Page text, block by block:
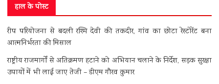
हाल के पोस्ट
रीप परियोजना से बदली रश्मि देवी की तकदीर, गांव का छोटा रेस्टोरेंट बना
आत्मनिर्भरता की मिसाल
राष्ट्रीय राजमार्गों से अतिक्रमण हटाने को अभियान चलाने के निर्देश, सड़क सुरक्षा
उपायों में भी लाई जाए तेजी – डीएम गौरव कुमार